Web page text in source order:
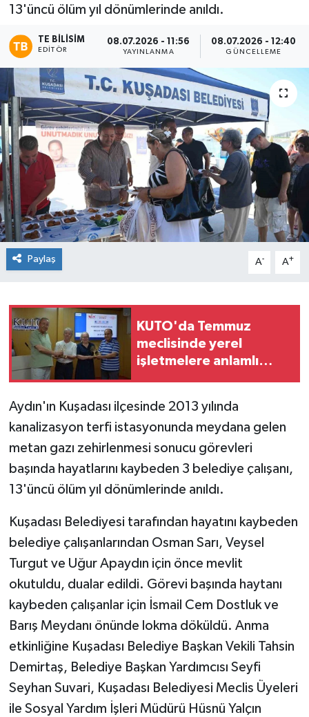
13'üncü ölüm yıl dönümlerinde anıldı.
TE BILISIM
EDITÖR
08.07.2026 - 11:56
YAYINLANMA
08.07.2026 - 12:40
GÜNCELLEME
Paylaş A- A+
KUTO'da Temmuz
meclisinde yerel
işletmelere anlamlı
Aydın'ın Kuşadası ilçesinde 2013 yılında
kanalizasyon terfi istasyonunda meydana gelen
metan gazı zehirlenmesi sonucu görevleri
başında hayatlarını kaybeden 3 belediye çalışanı,
13'üncü ölüm yıl dönümlerinde anıldı.
Kuşadası Belediyesi tarafından hayatını kaybeden
belediye çalışanlarından Osman Sarı, Veysel
Turgut ve Uğur Apaydın için önce mevlit
okutuldu, dualar edildi. Görevi başında haytanı
kaybeden çalışanlar için İsmail Cem Dostluk ve
Barış Meydanı önünde lokma döküldü. Anma
etkinliğine Kuşadası Belediye Başkan Vekili Tahsin
Demirtaş, Belediye Başkan Yardımcısı Seyfi
Seyhan Suvari, Kuşadası Belediyesi Meclis Üyeleri
ile Sosyal Yardım İşleri Müdürü Hüsnü Yalçın